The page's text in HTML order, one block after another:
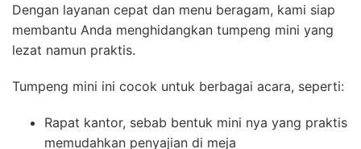
Dengan layanan cepat dan menu beragam, kami siap
membantu Anda menghidangkan tumpeng mini yang
lezat namun praktis.
Tumpeng mini ini cocok untuk berbagai acara, seperti:
Rapat kantor, sebab bentuk mini nya yang praktis
memudahkan penyajian di meja